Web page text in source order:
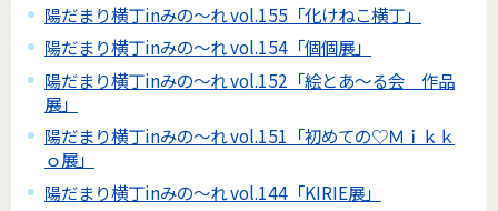
陽だまり横丁inみの～れ vol.155「化けねこ横丁」
陽だまり横丁inみの～れ vol.154「個個展」
陽だまり横丁inみの～れ vol.152「絵とあ～る会 作品
展」
陽だまり横丁inみの～れ vol.151「初めての♡Ｍｉｋｋ
ｏ展」
陽だまり横丁inみの～れ vol.144「KIRIE展」